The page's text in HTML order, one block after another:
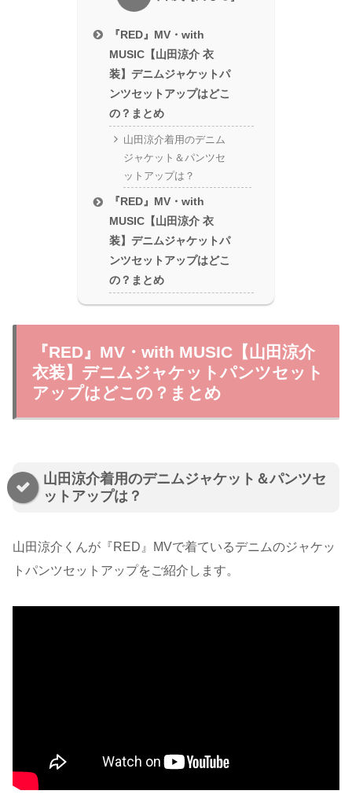
『RED』MV・with
MUSIC【山田涼介 衣
装】デニムジャケットパ
ンツセットアップはどこ
の？まとめ
山田涼介着用のデニム
ジャケット＆パンツセ
ットアップは？
『RED』MV・with
MUSIC【山田涼介 衣
装】デニムジャケットパ
ンツセットアップはどこ
の？まとめ
『RED』MV・with MUSIC【山田涼介
衣装】デニムジャケットパンツセット
アップはどこの？まとめ
山田涼介着用のデニムジャケット＆パンツセ
ットアップは？
山田涼介くんが『RED』MVで着ているデニムのジャケッ
トパンツセットアップをご紹介します。